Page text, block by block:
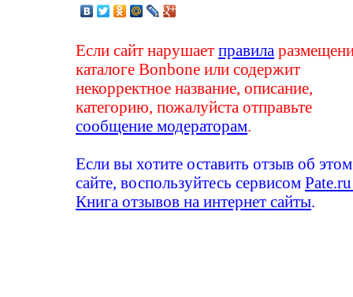
Если сайт нарушаетправила
каталоге Bonbone или содержит
некорректное название, описание,
категорию, пожалуйста отправьте
сообщение модераторам
Если вы хотите оставить отзыв об этом
сайте, воспользуйтесь сервисом
Книга отзывов на интернет сайты